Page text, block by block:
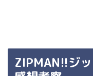
ZIPMAN!!ジ